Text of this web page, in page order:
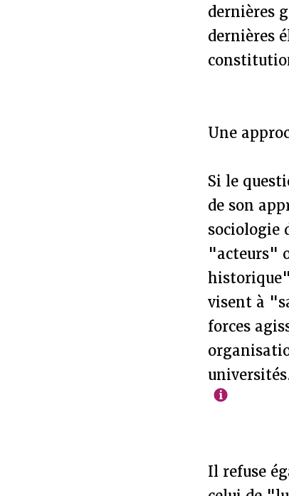
dernières
dernières
Une
Si le
de son
sociologie
"acteurs"
visent à
forces
Il refuse